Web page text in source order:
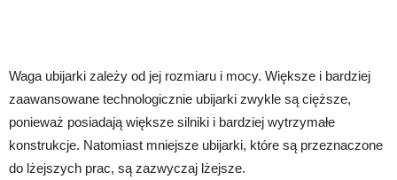
Waga ubijarki zależy od jej rozmiaru i mocy. Większe i bardziej
zaawansowane technologicznie ubijarki zwykle są cięższe,
ponieważ posiadają większe silniki i bardziej wytrzymałe
konstrukcje. Natomiast mniejsze ubijarki, które są przeznaczone
do lżejszych prac, są zazwyczaj lżejsze.